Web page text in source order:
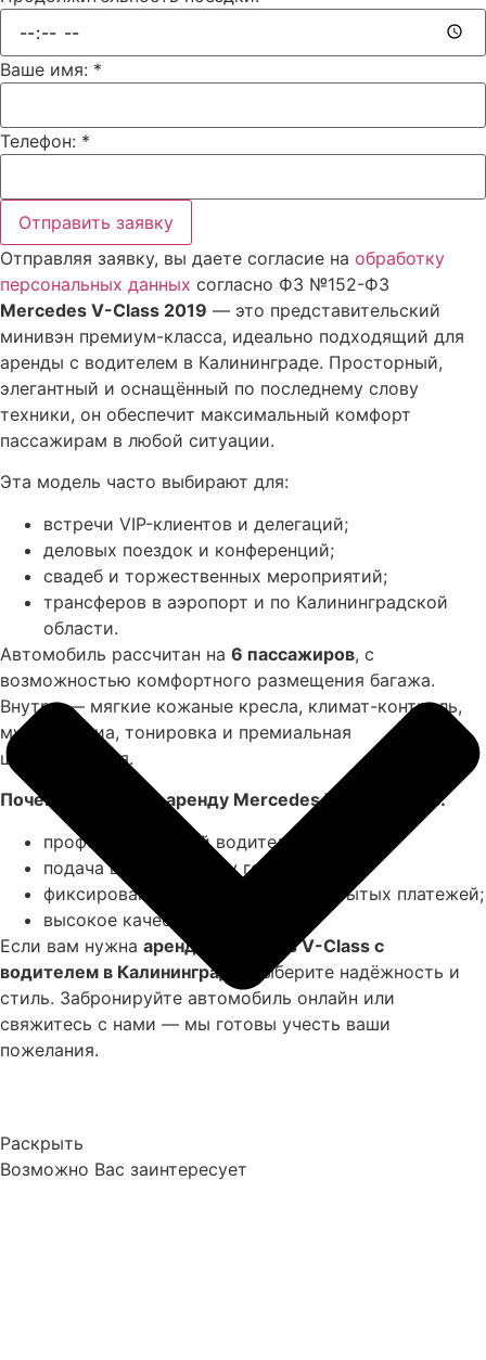
Ваше имя: *
Телефон: *
Отправить заявку
Отправляя заявку, вы даете согласие на обработку
персональных данных согласно ФЗ №152-ФЗ
Mercedes V-Class 2019 — это представительский
минивэн премиум-класса, идеально подходящий для
аренды с водителем в Калининграде. Просторный,
элегантный и оснащённый по последнему слову
техники, он обеспечит максимальный комфорт
пассажирам в любой ситуации.
Эта модель часто выбирают для:
встречи VIP-клиентов и делегаций;
деловых поездок и конференций;
свадеб и торжественных мероприятий;
трансферов в аэропорт и по Калининградской
области.
Автомобиль рассчитан на 6 пассажиров, с
возможностью комфортного размещения багажа.
Внутри — мягкие кожаные кресла, климат-контроль,
мультимедиа, тонировка и премиальная
шумоизоляция.
Почему выбирают аренду Mercedes V-Class у нас:
профессиональный водитель с опытом;
подача в любую точку города;
фиксированная стоимость без скрытых платежей;
высокое качество сервиса.
Если вам нужна аренда Mercedes V-Class с
водителем в Калининграде
, выберите надёжность и
стиль. Забронируйте автомобиль онлайн или
свяжитесь с нами — мы готовы учесть ваши
пожелания.
Раскрыть
Возможно Вас заинтересует